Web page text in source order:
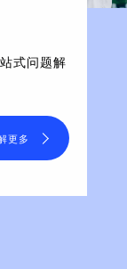
式问题解
更多